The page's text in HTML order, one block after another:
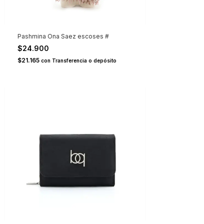
Pashmina Ona Saez escoses #
$24.900
$21.165 con Transferencia o depósito